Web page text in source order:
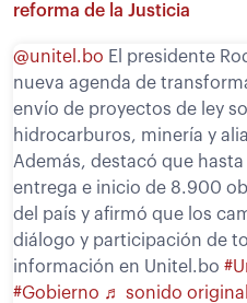
reforma de la Justicia
@unitel.bo El presidente
nueva agenda de
envío de proyectos de ley
hidrocarburos, minería y
Además, destacó que
entrega e inicio de 8.900
del país y afirmó que los
diálogo y participación de
información en Unitel.bo
#Gobierno ♬ sonido original